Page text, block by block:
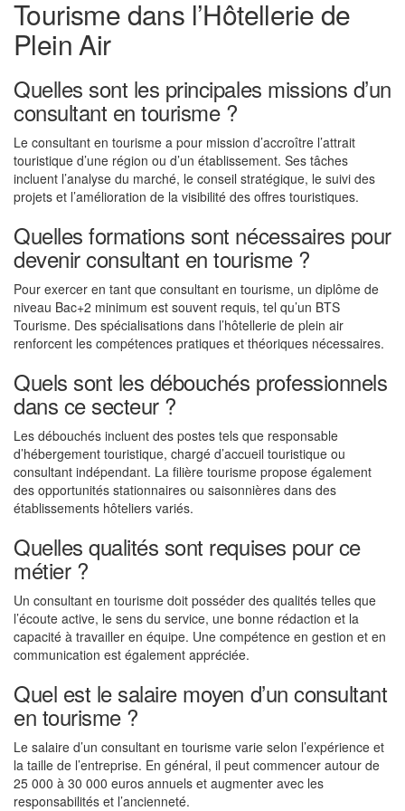
Tourisme dans l’Hôtellerie de
Plein Air
Quelles sont les principales missions d’un
consultant en tourisme ?
Le consultant en tourisme a pour mission d’accroître l’attrait
touristique d’une région ou d’un établissement. Ses tâches
incluent l’analyse du marché, le conseil stratégique, le suivi des
projets et l’amélioration de la visibilité des offres touristiques.
Quelles formations sont nécessaires pour
devenir consultant en tourisme ?
Pour exercer en tant que consultant en tourisme, un diplôme de
niveau Bac+2 minimum est souvent requis, tel qu’un BTS
Tourisme. Des spécialisations dans l’hôtellerie de plein air
renforcent les compétences pratiques et théoriques nécessaires.
Quels sont les débouchés professionnels
dans ce secteur ?
Les débouchés incluent des postes tels que responsable
d’hébergement touristique, chargé d’accueil touristique ou
consultant indépendant. La filière tourisme propose également
des opportunités stationnaires ou saisonnières dans des
établissements hôteliers variés.
Quelles qualités sont requises pour ce
métier ?
Un consultant en tourisme doit posséder des qualités telles que
l’écoute active, le sens du service, une bonne rédaction et la
capacité à travailler en équipe. Une compétence en gestion et en
communication est également appréciée.
Quel est le salaire moyen d’un consultant
en tourisme ?
Le salaire d’un consultant en tourisme varie selon l’expérience et
la taille de l’entreprise. En général, il peut commencer autour de
25 000 à 30 000 euros annuels et augmenter avec les
responsabilités et l’ancienneté.